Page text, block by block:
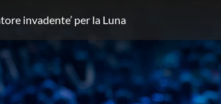
‘stellare’ rivoluziona l’osservazione del cosmo